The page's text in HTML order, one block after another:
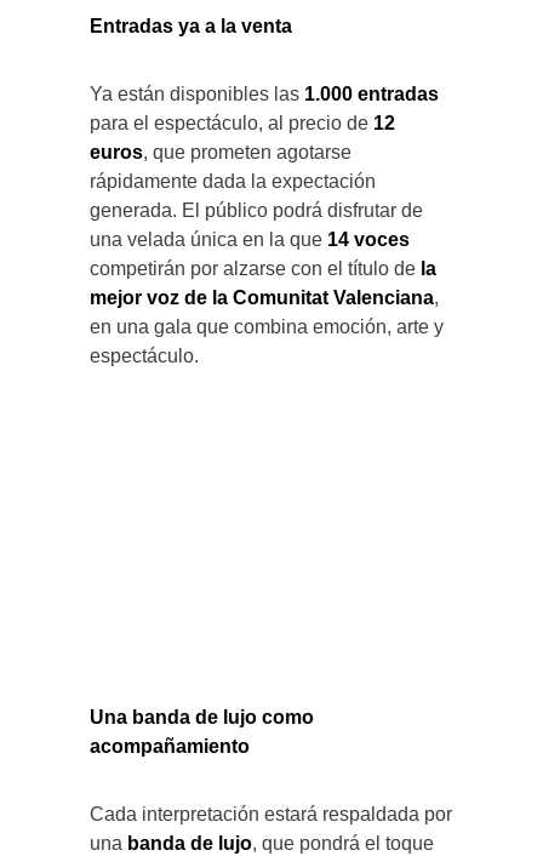
Entradas ya a la venta
Ya están disponibles las 1.000 entradas
para el espectáculo, al precio de 12
euros, que prometen agotarse
rápidamente dada la expectación
generada. El público podrá disfrutar de
una velada única en la que 14 voces
competirán por alzarse con el título de la
mejor voz de la Comunitat Valenciana,
en una gala que combina emoción, arte y
espectáculo.
Una banda de lujo como
acompañamiento
Cada interpretación estará respaldada por
una banda de lujo, que pondrá el toque